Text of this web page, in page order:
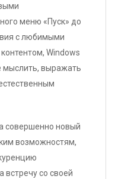
меню «Пуск» до
с любимыми
Windows
мыслить, выражать
совершенно новый
возможностям,
встречу со своей
почту
300
Купить
050